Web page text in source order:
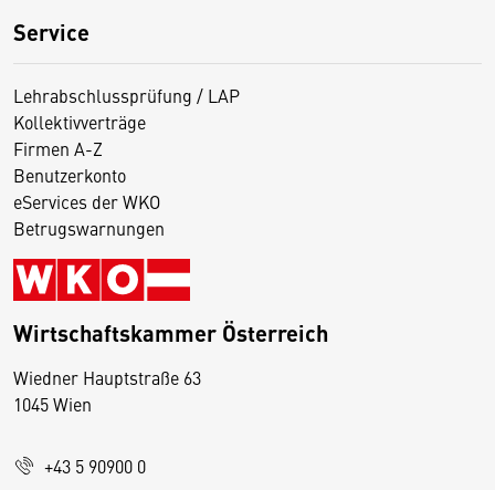
Service
Lehrabschlussprüfung / LAP
Kollektivverträge
Firmen A-Z
Benutzerkonto
eServices der WKO
Betrugswarnungen
Wirtschaftskammer Österreich
Wiedner Hauptstraße 63
1045 Wien
+43 5 90900 0
D
s